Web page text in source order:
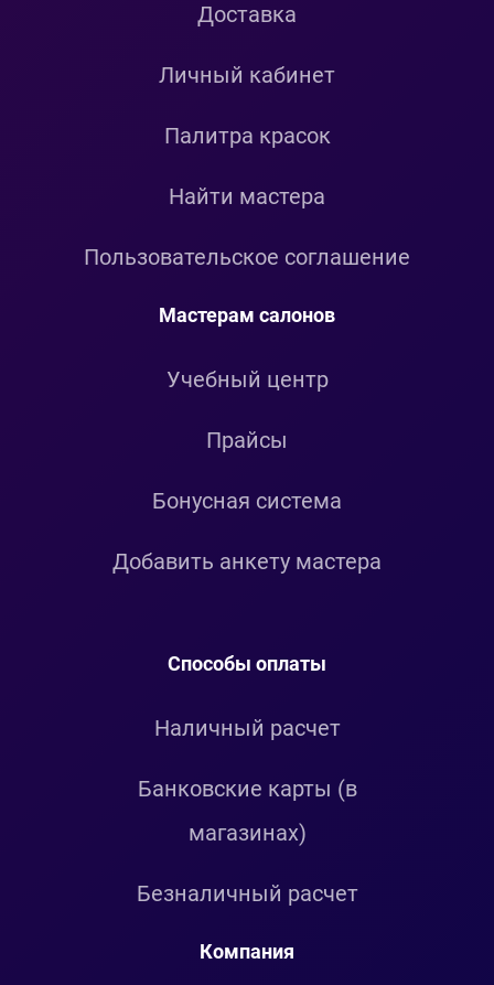
Доставка
Личный кабинет
Палитра красок
Найти мастера
Пользовательское соглашение
Мастерам салонов
Учебный центр
Прайсы
Бонусная система
Добавить анкету мастера
Способы оплаты
Наличный расчет
Банковские карты (в
магазинах)
Безналичный расчет
Компания